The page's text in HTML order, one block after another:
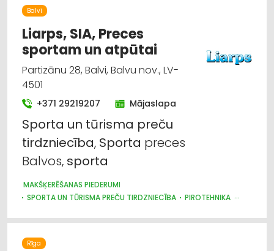
Apgaismes tehnikas tirdzniecība
Audumu un aizkaru tirdzniecība
Dizains un interjers; priekšmeti un pakalpojumi
Trauki
Markīzes
Balvi
Liarps, SIA, Preces
sportam un atpūtai
Partizānu 28, Balvi, Balvu nov., LV-
4501
+371 29219207 Mājaslapa
Sporta un tūrisma preču
tirdzniecība, Sporta preces
Balvos, sporta
MAKŠĶERĒŠANAS PIEDERUMI
SPORTA UN TŪRISMA PREČU TIRDZNIECĪBA
PIROTEHNIKA
Rīga